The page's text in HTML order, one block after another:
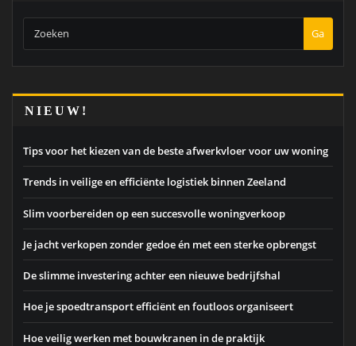
Ga
NIEUW!
Tips voor het kiezen van de beste afwerkvloer voor uw woning
Trends in veilige en efficiënte logistiek binnen Zeeland
Slim voorbereiden op een succesvolle woningverkoop
Je jacht verkopen zonder gedoe én met een sterke opbrengst
De slimme investering achter een nieuwe bedrijfshal
Hoe je spoedtransport efficiënt en foutloos organiseert
Hoe veilig werken met bouwkranen in de praktijk